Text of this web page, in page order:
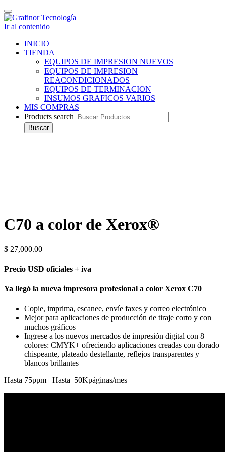
Cambiar
navegación
Ir al contenido
INICIO
TIENDA
EQUIPOS DE IMPRESION NUEVOS
EQUIPOS DE IMPRESION
REACONDICIONADOS
EQUIPOS DE TERMINACION
INSUMOS GRAFICOS VARIOS
MIS COMPRAS
Products search
Buscar
C70 a color de Xerox®
$ 27,000.00
Precio USD oficiales + iva
Ya llegó la nueva impresora profesional a color Xerox C70
Copie, imprima, escanee, envíe faxes y correo electrónico
Mejor para aplicaciones de producción de tiraje corto y con
muchos gráficos
Ingrese a los nuevos mercados de impresión digital con 8
colores: CMYK+ ofreciendo aplicaciones creadas con dorado
chispeante, plateado destellante, reflejos transparentes y
blancos brillantes
Hasta 75ppm Hasta 50Kpáginas/mes